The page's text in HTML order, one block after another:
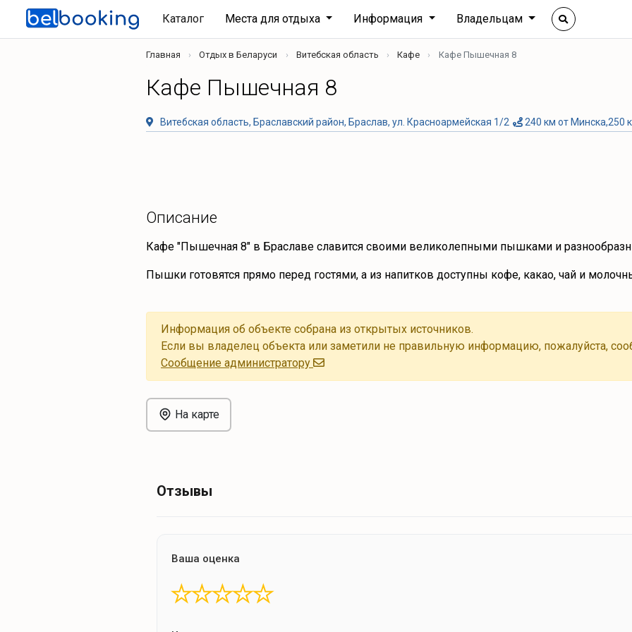
Каталог Места для отдыха Информация Владельцам
Главная Отдых в Беларуси Витебская область Кафе Кафе Пышечная 8
Кафе Пышечная 8
Витебская область, Браславский район, Браслав, ул. Красноармейская 1/2 240 км от Минска,250
Описание
Кафе "Пышечная 8" в Браславе славится своими великолепными пышками и
Пышки готовятся прямо перед гостями, а из напитков доступны кофе, какао, чай и
Информация об объекте собрана из открытых источников.
Если вы владелец объекта или заметили не правильную информацию, пожалуйста,
Cообщение администратору
На карте
Отзывы
Ваша оценка
★
★
★
★
★